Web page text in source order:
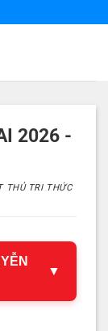
2026 -
THỦ TRI THỨC
▼